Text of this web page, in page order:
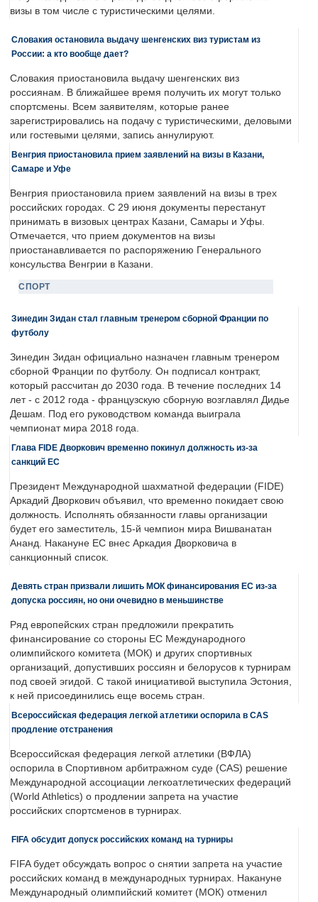
визы в том числе с туристическими целями.
Словакия остановила выдачу шенгенских виз туристам из
России: а кто вообще дает?
Словакия приостановила выдачу шенгенских виз
россиянам. В ближайшее время получить их могут только
спортсмены. Всем заявителям, которые ранее
зарегистрировались на подачу с туристическими, деловыми
или гостевыми целями, запись аннулируют.
Венгрия приостановила прием заявлений на визы в Казани,
Самаре и Уфе
Венгрия приостановила прием заявлений на визы в трех
российских городах. С 29 июня документы перестанут
принимать в визовых центрах Казани, Самары и Уфы.
Отмечается, что прием документов на визы
приостанавливается по распоряжению Генерального
консульства Венгрии в Казани.
СПОРТ
Зинедин Зидан стал главным тренером сборной Франции по
футболу
Зинедин Зидан официально назначен главным тренером
сборной Франции по футболу. Он подписал контракт,
который рассчитан до 2030 года. В течение последних 14
лет - с 2012 года - французскую сборную возглавлял Дидье
Дешам. Под его руководством команда выиграла
чемпионат мира 2018 года.
Глава FIDE Дворкович временно покинул должность из-за
санкций ЕС
Президент Международной шахматной федерации (FIDE)
Аркадий Дворкович объявил, что временно покидает свою
должность. Исполнять обязанности главы организации
будет его заместитель, 15-й чемпион мира Вишванатан
Ананд. Накануне ЕС внес Аркадия Дворковича в
санкционный список.
Девять стран призвали лишить МОК финансирования ЕС из-за
допуска россиян, но они очевидно в меньшинстве
Ряд европейских стран предложили прекратить
финансирование со стороны ЕС Международного
олимпийского комитета (МОК) и других спортивных
организаций, допустивших россиян и белорусов к турнирам
под своей эгидой. С такой инициативой выступила Эстония,
к ней присоединились еще восемь стран.
Всероссийская федерация легкой атлетики оспорила в CAS
продление отстранения
Всероссийская федерация легкой атлетики (ВФЛА)
оспорила в Спортивном арбитражном суде (CAS) решение
Международной ассоциации легкоатлетических федераций
(World Athletics) о продлении запрета на участие
российских спортсменов в турнирах.
FIFA обсудит допуск российских команд на турниры
FIFA будет обсуждать вопрос о снятии запрета на участие
российских команд в международных турнирах. Накануне
Международный олимпийский комитет (МОК) отменил